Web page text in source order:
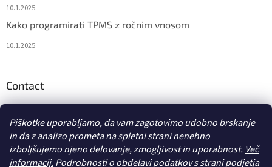
Piškotke uporabljamo, da vam zagotovimo udobno brskanje
in da z analizo prometa na spletni strani nenehno
izboljšujemo njeno delovanje, zmogljivost in uporabnost. Več
informacij. Podrobnosti o obdelavi podatkov s strani podjetja
10.1.2025
Kako programirati TPMS z ročnim vnosom
10.1.2025
Contact